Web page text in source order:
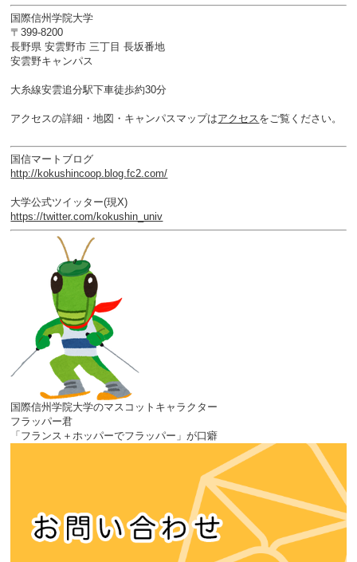
国際信州学院大学
〒399-8200
長野県 安雲野市 三丁目 長坂番地
安雲野キャンパス
大糸線安雲追分駅下車徒歩約30分
アクセスの詳細・地図・キャンパスマップはアクセスをご覧ください。
国信マートブログ
http://kokushincoop.blog.fc2.com/
大学公式ツイッター(現X)
https://twitter.com/kokushin_univ
国際信州学院大学のマスコットキャラクター
フラッパー君
「フランス＋ホッパーでフラッパー」が口癖